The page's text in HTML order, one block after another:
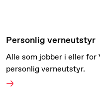
Personlig verneutstyr
Alle som jobber i eller for
personlig verneutstyr.